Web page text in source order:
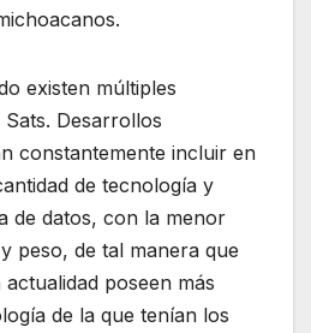
existen múltiples
Desarrollos
constantemente incluir en
de tecnología y
de datos, con la menor
peso, de tal manera que
poseen más
de la que tenían los